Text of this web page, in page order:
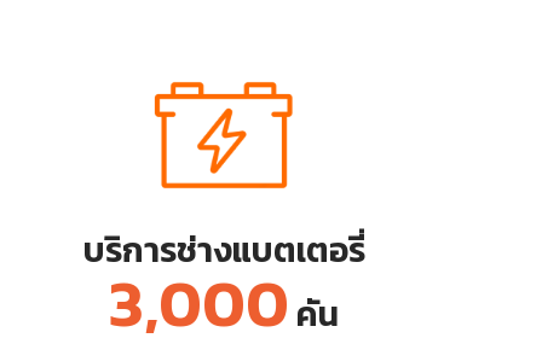
บริการช่างแบตเตอรี่
3,000 คัน